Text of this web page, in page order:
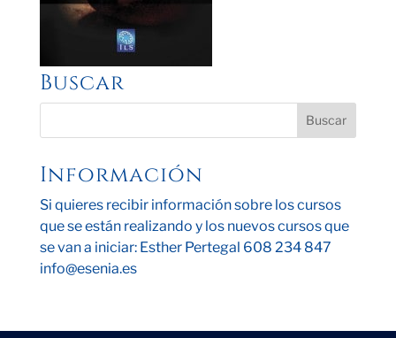
Buscar
Información
Si quieres recibir información sobre los cursos
que se están realizando y los nuevos cursos que
se van a iniciar: Esther Pertegal 608 234 847
info@esenia.es